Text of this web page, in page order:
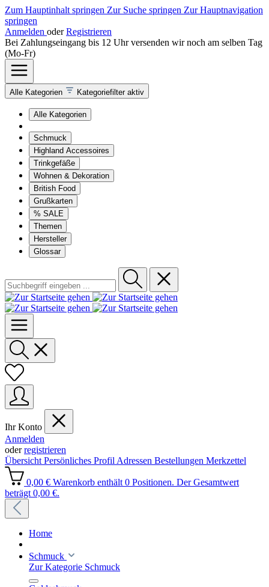
Zum Hauptinhalt springen Zur Suche springen Zur Hauptnavigation
springen
Anmelden oder Registrieren
Bei Zahlungseingang bis 12 Uhr versenden wir noch am selben Tag
(Mo-Fr)
Alle Kategorien Kategoriefilter aktiv
Alle Kategorien
Schmuck
Highland Accessoires
Trinkgefäße
Wohnen & Dekoration
British Food
Grußkarten
% SALE
Themen
Hersteller
Glossar
Ihr Konto
Anmelden
oderregistrieren
Übersicht Persönliches Profil Adressen Bestellungen Merkzettel
0,00 € Warenkorb enthält 0 Positionen. Der Gesamtwert
beträgt 0,00 €.
Home
Schmuck
Zur Kategorie Schmuck